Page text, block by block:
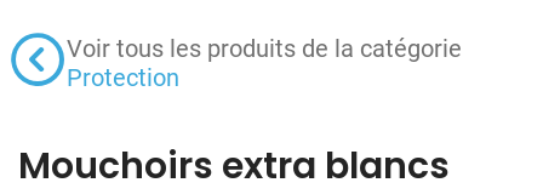
Voir tous les produits de la catégorie
Protection
Mouchoirs extra blancs